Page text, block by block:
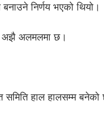
निर्णय भएको थियो।
अझै अलमलमा छ।
हाल हालसम्म